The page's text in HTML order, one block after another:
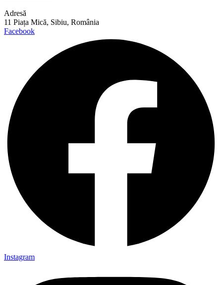
Adresă
11 Piața Mică, Sibiu, România
Facebook
Instagram